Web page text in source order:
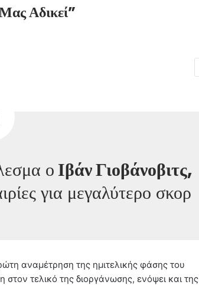
Αδικεί”
οΙβάν Γιοβάνοβιτς,
για μεγαλύτερο σκορ
αναμέτρηση της ημιτελικής φάσης του
τελικό της διοργάνωσης, ενόψει και της